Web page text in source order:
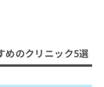
めのクリニック5選